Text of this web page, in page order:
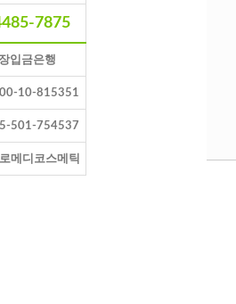
7875
입금은행
10-815351
501-754537
메디코스메틱